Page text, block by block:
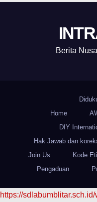
Berita
Home
DIY
Hak Jawab dan
Join Us
Kode
Pengaduan
https://